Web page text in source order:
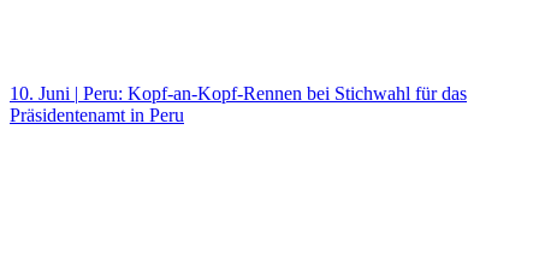
10. Juni | Peru: Kopf-an-Kopf-Rennen bei Stichwahl für das
Präsidentenamt in Peru